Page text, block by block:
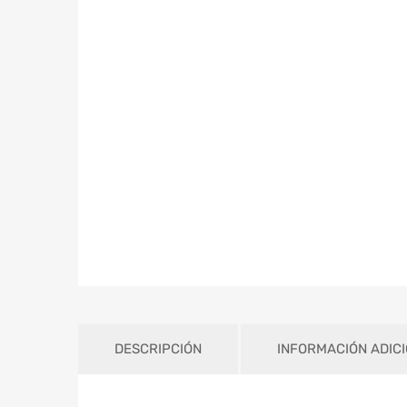
DESCRIPCIÓN INFORMACIÓN